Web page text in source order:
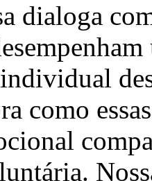
dialoga
como